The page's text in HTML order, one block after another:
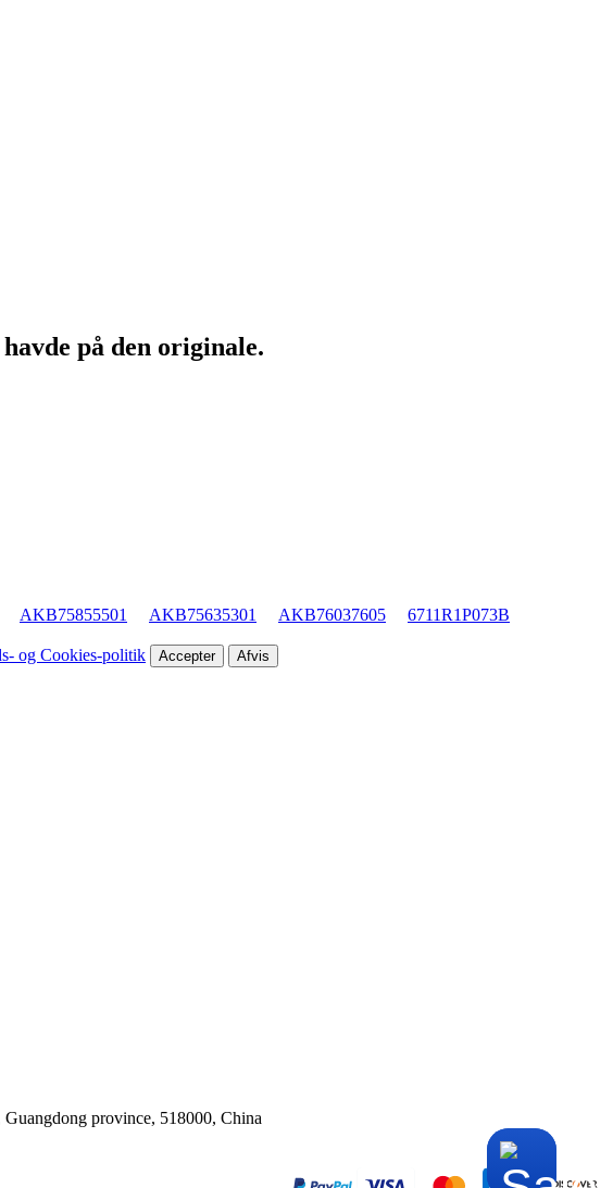
på den originale.
AKB75855501 AKB75635301 AKB76037605
6711R1P073B
og Cookies-politik Accepter Afvis
province, 518000, China